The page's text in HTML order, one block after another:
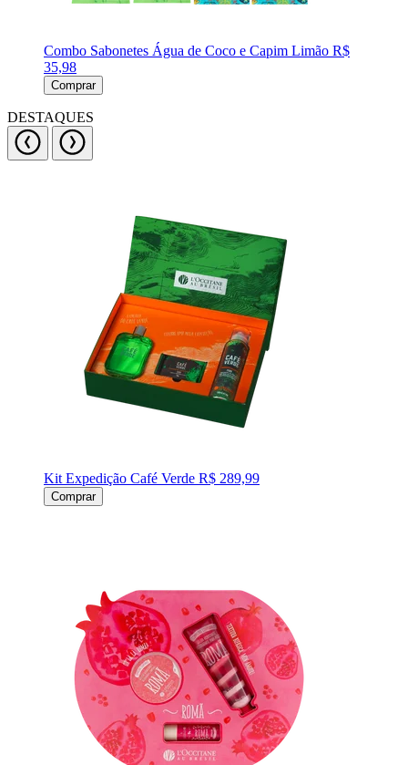
Combo Sabonetes Água de Coco e Capim Limão R$
35,98
Comprar
DESTAQUES
Kit Expedição Café Verde R$ 289,99
Comprar